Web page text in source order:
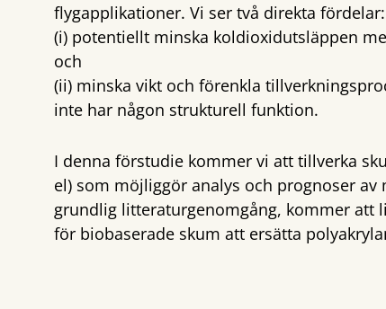
flygapplikationer. Vi ser två direkta fördelar:
(i) potentiellt minska koldioxidutsläppen
och
(ii) minska vikt och förenkla
inte har någon strukturell funktion.
I denna förstudie kommer vi att tillverka
el) som möjliggör analys och prognoser
grundlig litteraturgenomgång, kommer
för biobaserade skum att ersätta